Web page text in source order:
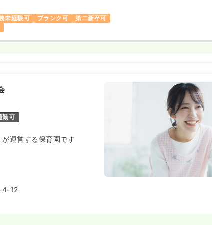
未経験可 ブランク可
第二新卒可
勤可
運営する保育園です
4-12